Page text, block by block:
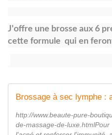
J'offre une brosse aux 6
cette formule qui en
http://www.beaute-pure-
de-massage-de-